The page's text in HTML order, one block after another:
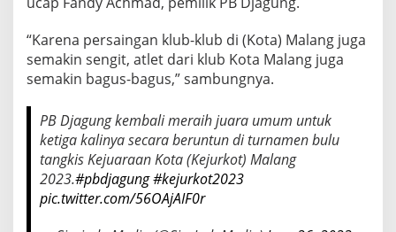
R
O
T
M
A
A
N
G
2
0
2
“Karena persaingan klub-klub di (Kota) Malang juga
semakin sengit, atlet dari klub Kota Malang juga
semakin bagus-bagus,” sambungnya.
PB Djagung kembali meraih juara umum untuk
ketiga kalinya secara beruntun di turnamen bulu
tangkis Kejuaraan Kota (Kejurkot) Malang
2023.#pbdjagung#kejurkot2023
pic.twitter.com/56OAjAIF0r